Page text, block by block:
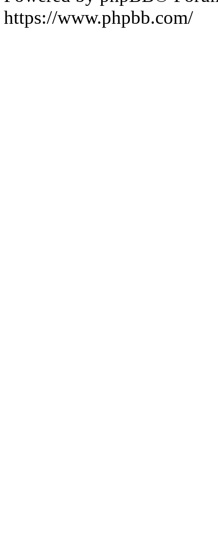
https://www.phpbb.com/